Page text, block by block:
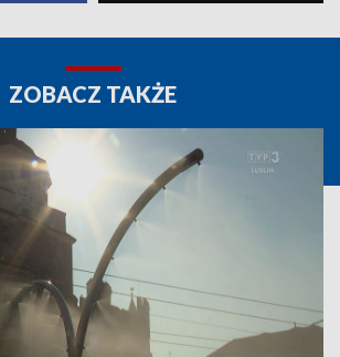
ZOBACZ TAKŻE